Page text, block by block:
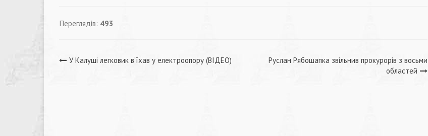
Переглядів: 493
Навігація
У Калуші легковик в’їхав у електроопору (ВІДЕО)
Руслан Рябошапка звільнив прокурорів з восьми
областей